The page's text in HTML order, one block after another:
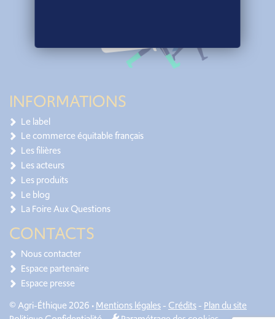
INFORMATIONS
Le label
Le commerce équitable français
Les filières
Les acteurs
Les produits
Le blog
La Foire Aux Questions
CONTACTS
Nous contacter
Espace partenaire
Espace presse
© Agri-Éthique 2026 •Mentions légales- Crédits- Plan du site